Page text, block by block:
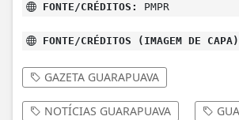
FONTE/CRÉDITOS: PMPR
FONTE/CRÉDITOS (IMAGEM DE
GAZETA GUARAPUAVA
NOTÍCIAS GUARAPUAVA